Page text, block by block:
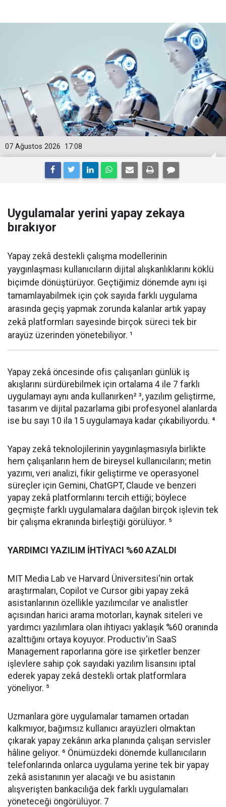
17:08
07 Ağustos 2026
Uygulamalar yerini yapay zekaya
bırakıyor
Yapay zekâ destekli çalışma modellerinin
yaygınlaşması kullanıcıların dijital alışkanlıklarını köklü
biçimde dönüştürüyor. Geçtiğimiz dönemde aynı işi
tamamlayabilmek için çok sayıda farklı uygulama
arasında geçiş yapmak zorunda kalanlar artık yapay
zekâ platformları sayesinde birçok süreci tek bir
arayüz üzerinden yönetebiliyor. ¹
Yapay zekâ öncesinde ofis çalışanları günlük iş
akışlarını sürdürebilmek için ortalama 4 ile 7 farklı
uygulamayı aynı anda kullanırken² ³, yazılım geliştirme,
tasarım ve dijital pazarlama gibi profesyonel alanlarda
ise bu sayı 10 ila 15 uygulamaya kadar çıkabiliyordu. ⁴
Yapay zekâ teknolojilerinin yaygınlaşmasıyla birlikte
hem çalışanların hem de bireysel kullanıcıların; metin
yazımı, veri analizi, fikir geliştirme ve operasyonel
süreçler için Gemini, ChatGPT, Claude ve benzeri
yapay zekâ platformlarını tercih ettiği; böylece
geçmişte farklı uygulamalara dağılan birçok işlevin tek
bir çalışma ekranında birleştiği görülüyor. ⁵
YARDIMCI YAZILIM İHTİYACI %60 AZALDI
MIT Media Lab ve Harvard Üniversitesi'nin ortak
araştırmaları, Copilot ve Cursor gibi yapay zekâ
asistanlarının özellikle yazılımcılar ve analistler
açısından harici arama motorları, kaynak siteleri ve
yardımcı yazılımlara olan ihtiyacı yaklaşık %60 oranında
azalttığını ortaya koyuyor. Productiv'in SaaS
Management raporlarına göre ise şirketler benzer
işlevlere sahip çok sayıdaki yazılım lisansını iptal
ederek yapay zekâ destekli ortak platformlara
yöneliyor. ⁵
Uzmanlara göre uygulamalar tamamen ortadan
kalkmıyor, bağımsız kullanıcı arayüzleri olmaktan
çıkarak yapay zekânın arka planında çalışan servisler
hâline geliyor. ⁶ Önümüzdeki dönemde kullanıcıların
telefonlarında onlarca uygulama yerine tek bir yapay
zekâ asistanının yer alacağı ve bu asistanın
alışverişten bankacılığa dek farklı uygulamaları
yöneteceği öngörülüyor. 7